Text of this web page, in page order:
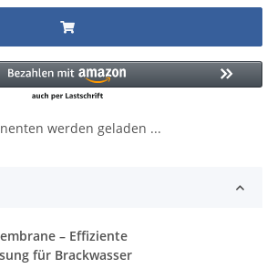
werden geladen ...
– Effiziente
für Brackwasser